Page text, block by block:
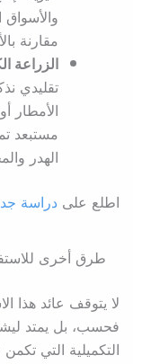
مقارنة
الزراعة
تقليدي
الأمطار
مستبعد
الهدر
اطلع على دراسة
طرق أخرى
لا يتوقف عائد هذا
فحسب، بل يمتد
التكميلية التي